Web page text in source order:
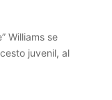
Williams se
juvenil, al